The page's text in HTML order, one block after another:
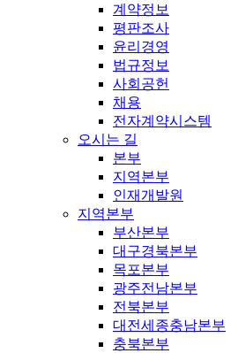
계약정보
평판조사
윤리경영
법규정보
사회공헌
채용
전자계약시스템
오시는 길
본부
지역본부
인재개발원
지역본부
부산본부
대구경북본부
목포본부
광주전남본부
전북본부
대전세종충남본부
충북본부